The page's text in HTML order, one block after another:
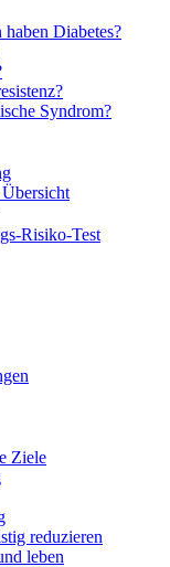
Diabetes?
Syndrom?
Risiko-Test
Ziele
reduzieren
leben